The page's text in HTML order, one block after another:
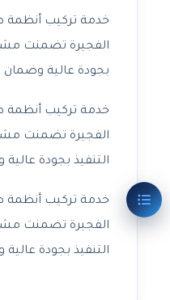
خدمة تركيب
الفجيرة تضمنت
بجودة عالية وضمان
خدمة تركيب
الفجيرة تضمنت
التنفيذ بجودة
خدمة تركيب
الفجيرة تضمنت
التنفيذ بجودة